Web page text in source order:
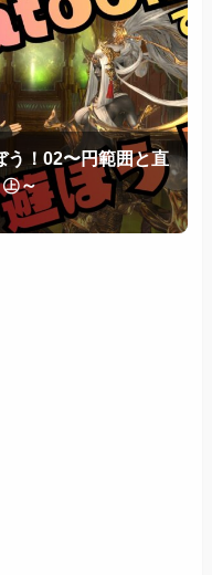
う！02〜円範囲と直
～